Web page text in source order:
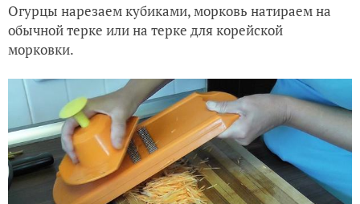
Огурцы нарезаем кубиками, морковь натираем на
обычной терке или на терке для корейской
морковки.